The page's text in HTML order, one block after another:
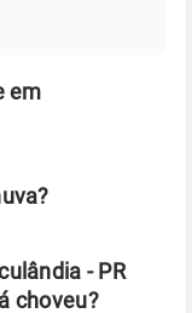
em
- PR
choveu?